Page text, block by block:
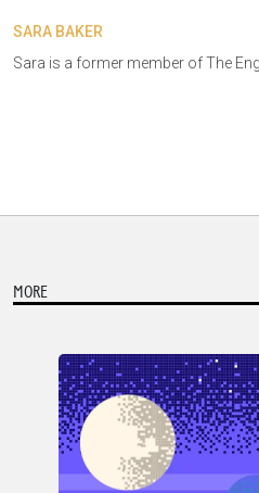
SARA BAKER
Sara is a former member of The
MORE